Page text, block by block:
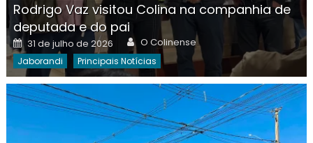
Rodrigo Vaz visitou Colina na companhia de
deputada e do pai
Posted
on
31 de julho de 2026 Author
O Colinense
Jaborandi Principais Notícias